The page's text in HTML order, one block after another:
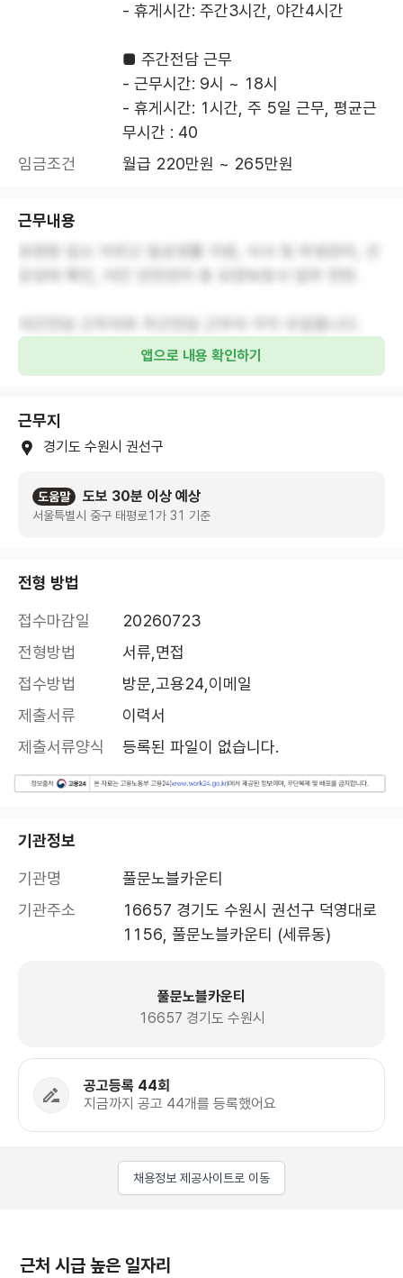
- 휴게시간: 주간3시간, 야간4시간
■ 주간전담 근무
- 근무시간: 9시 ~ 18시
- 휴게시간: 1시간, 주 5일 근무, 평균근
무시간 : 40
임금조건
월급 220만원 ~ 265만원
근무내용
앱으로 내용 확인하기
근무지
경기도 수원시 권선구
도움말 도보 30분 이상 예상
서울특별시 중구 태평로1가 31 기준
전형 방법
접수마감일
20260723
전형방법
서류,면접
접수방법
방문,고용24,이메일
제출서류
이력서
제출서류양식
등록된 파일이 없습니다.
기관정보
기관명
풀문노블카운티
기관주소
16657 경기도 수원시 권선구 덕영대로
1156, 풀문노블카운티 (세류동)
풀문노블카운티
16657 경기도 수원시
공고등록 44회
지금까지 공고 44개를 등록했어요
채용정보 제공사이트로 이동
근처 시급 높은 일자리